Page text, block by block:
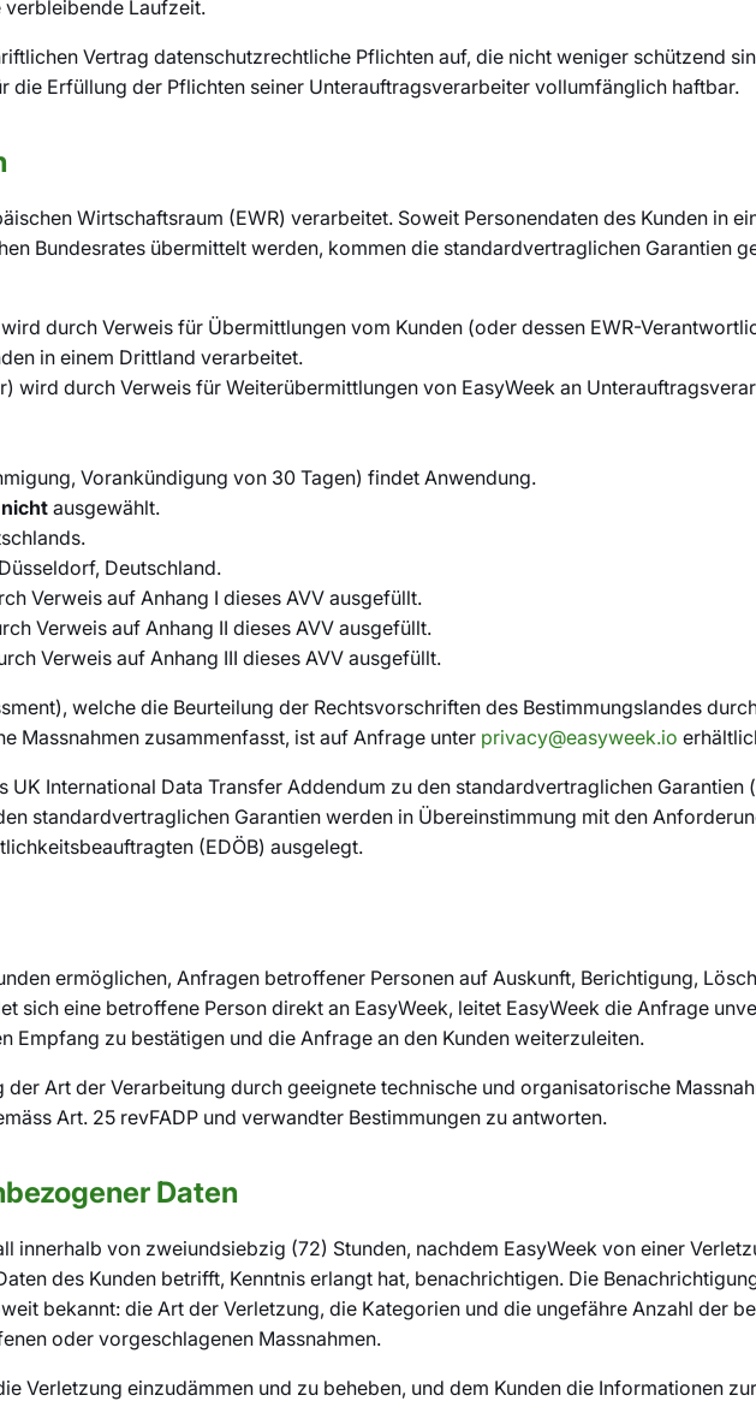
verbleibende Laufzeit.
Vertrag datenschutzrechtliche Pflichten auf, die nicht weniger schützend
die Erfüllung der Pflichten seiner Unterauftragsverarbeiter vollumfänglich haftbar.
Wirtschaftsraum (EWR) verarbeitet. Soweit Personendaten des Kunden in
Bundesrates übermittelt werden, kommen die standardvertraglichen Garantien
durch Verweis für Übermittlungen vom Kunden (oder dessen EWR-
in einem Drittland verarbeitet.
wird durch Verweis für Weiterübermittlungen von EasyWeek an
Vorankündigung von 30 Tagen) findet Anwendung.
nicht ausgewählt.
Deutschland.
Verweis auf Anhang I dieses AVV ausgefüllt.
Verweis auf Anhang II dieses AVV ausgefüllt.
Verweis auf Anhang III dieses AVV ausgefüllt.
welche die Beurteilung der Rechtsvorschriften des Bestimmungslandes
Massnahmen zusammenfasst, ist auf Anfrage unter privacy@easyweek.io
International Data Transfer Addendum zu den standardvertraglichen Garantien
standardvertraglichen Garantien werden in Übereinstimmung mit den
(EDÖB) ausgelegt.
ermöglichen, Anfragen betroffener Personen auf Auskunft, Berichtigung,
sich eine betroffene Person direkt an EasyWeek, leitet EasyWeek die Anfrage
Empfang zu bestätigen und die Anfrage an den Kunden weiterzuleiten.
Art der Verarbeitung durch geeignete technische und organisatorische
Art. 25 revFADP und verwandter Bestimmungen zu antworten.
Daten
innerhalb von zweiundsiebzig (72) Stunden, nachdem EasyWeek von einer
des Kunden betrifft, Kenntnis erlangt hat, benachrichtigen. Die
bekannt: die Art der Verletzung, die Kategorien und die ungefähre Anzahl der
oder vorgeschlagenen Massnahmen.
Verletzung einzudämmen und zu beheben, und dem Kunden die Informationen